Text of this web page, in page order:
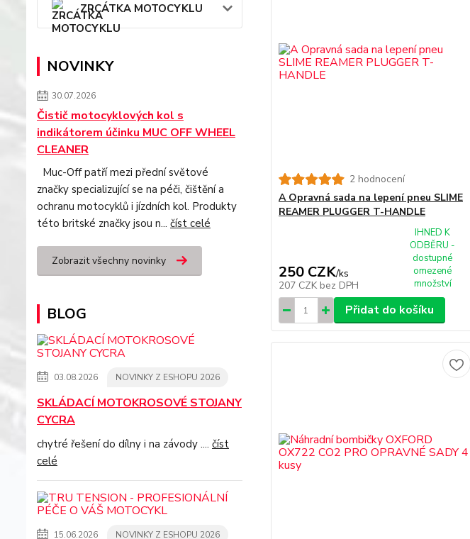
ZRCÁTKA MOTOCYKLU
NOVINKY
30.07.2026
Čistič motocyklových kol s
indikátorem účinku MUC OFF WHEEL
CLEANER
Muc-Off patří mezi přední světové
značky specializující se na péči, čištění a
ochranu motocyklů i jízdních kol. Produkty
této britské značky jsou n... číst celé
Zobrazit všechny novinky
BLOG
03.08.2026 NOVINKY Z ESHOPU 2026
SKLÁDACÍ MOTOKROSOVÉ STOJANY
CYCRA
chytré řešení do dílny i na závody .... číst
celé
15.06.2026 NOVINKY Z ESHOPU 2026
2 hodnocení
A Opravná sada na lepení pneu SLIME
REAMER PLUGGER T-HANDLE
250 CZK/ks
207 CZK bez DPH
IHNED K
ODBĚRU -
dostupné
omezené
množství
Přidat do košíku